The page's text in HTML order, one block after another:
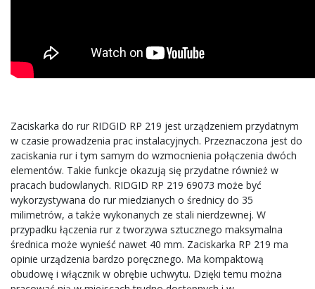
Zaciskarka do rur RIDGID RP 219 jest urządzeniem przydatnym
w czasie prowadzenia prac instalacyjnych. Przeznaczona jest do
zaciskania rur i tym samym do wzmocnienia połączenia dwóch
elementów. Takie funkcje okazują się przydatne również w
pracach budowlanych. RIDGID RP 219 69073 może być
wykorzystywana do rur miedzianych o średnicy do 35
milimetrów, a także wykonanych ze stali nierdzewnej. W
przypadku łączenia rur z tworzywa sztucznego maksymalna
średnica może wynieść nawet 40 mm. Zaciskarka RP 219 ma
opinie urządzenia bardzo poręcznego. Ma kompaktową
obudowę i włącznik w obrębie uchwytu. Dzięki temu można